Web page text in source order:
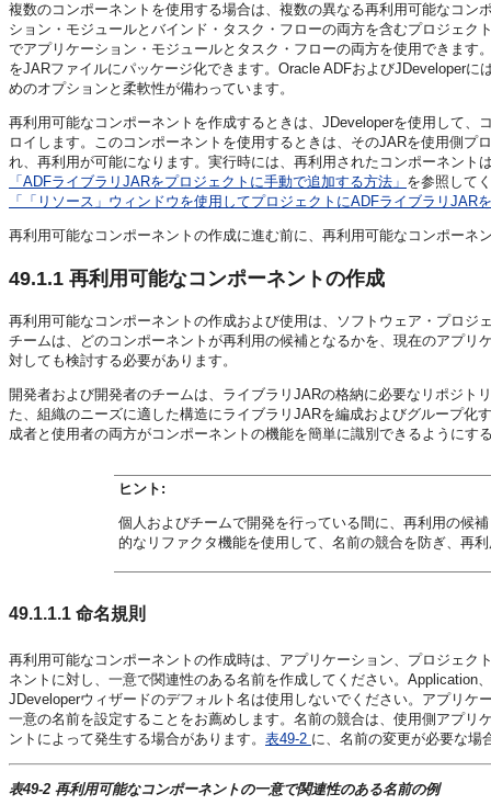
複数のコンポーネントを使用する場合は、複数の異なる再利用可能なコ
ション・モジュールとバインド・タスク・フローの両方を含むプロジェ
でアプリケーション・モジュールとタスク・フローの両方を使用できま
をJARファイルにパッケージ化できます。Oracle ADFおよびJDeveloper
めのオプションと柔軟性が備わっています。
再利用可能なコンポーネントを作成するときは、JDeveloperを使用して
ロイします。このコンポーネントを使用するときは、そのJARを使用側
れ、再利用が可能になります。実行時には、再利用されたコンポーネン
「ADFライブラリJARをプロジェクトに手動で追加する方法」 を参照して
「「リソース」ウィンドウを使用してプロジェクトにADFライブラリJAR
再利用可能なコンポーネントの作成に進む前に、再利用可能なコンポーネ
49.1.1 再利用可能なコンポーネントの作成
再利用可能なコンポーネントの作成および使用は、ソフトウェア・プロ
チームは、どのコンポーネントが再利用の候補となるかを、現在のアプ
対しても検討する必要があります。
開発者および開発者のチームは、ライブラリJARの格納に必要なリポジ
た、組織のニーズに適した構造にライブラリJARを編成およびグループ
成者と使用者の両方がコンポーネントの機能を簡単に識別できるようにす
ヒント:
個人およびチームで開発を行っている間に、再利用の候
的なリファクタ機能を使用して、名前の競合を防ぎ、再
49.1.1.1 命名規則
再利用可能なコンポーネントの作成時は、アプリケーション、プロジェ
ネントに対し、一意で関連性のある名前を作成してください。Application
JDeveloperウィザードのデフォルト名は使用しないでください。アプリ
一意の名前を設定することをお薦めします。名前の競合は、使用側アプ
ントによって発生する場合があります。 表49-2 に、名前の変更が必要な場
表49-2 再利用可能なコンポーネントの一意で関連性のある名前の例